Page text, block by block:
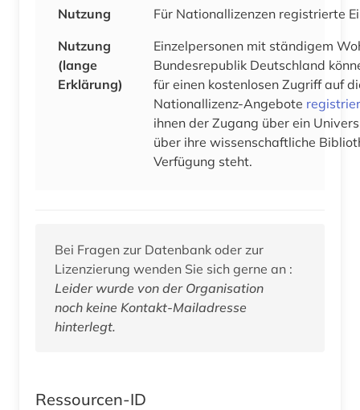
Nutzung
Für Nationallizenzen registrierte
Nutzung
(lange
Erklärung)
Einzelpersonen mit ständigem
Bundesrepublik Deutschland
für einen kostenlosen Zugriff auf
Nationallizenz-Angebote
ihnen der Zugang über ein
über ihre wissenschaftliche
Verfügung steht.
Bei Fragen zur Datenbank oder zur
Lizenzierung wenden Sie sich gerne an :
Leider wurde von der Organisation
noch keine Kontakt-Mailadresse
hinterlegt.
Ressourcen-ID